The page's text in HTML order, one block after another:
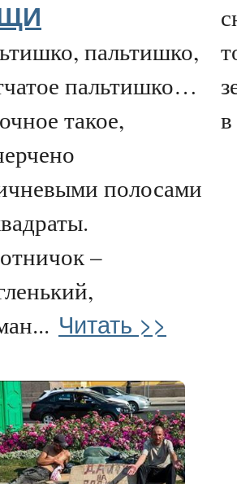
пальтишко,
пальтишко…
такое,
полосами
–
Читать >>